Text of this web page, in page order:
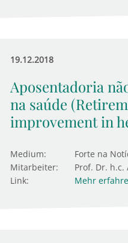
19.12.2018
Aposentadoria
na saúde
improvement in
Medium:
Forte na
Mitarbeiter:
Prof. Dr. h.c.
Link:
Mehr